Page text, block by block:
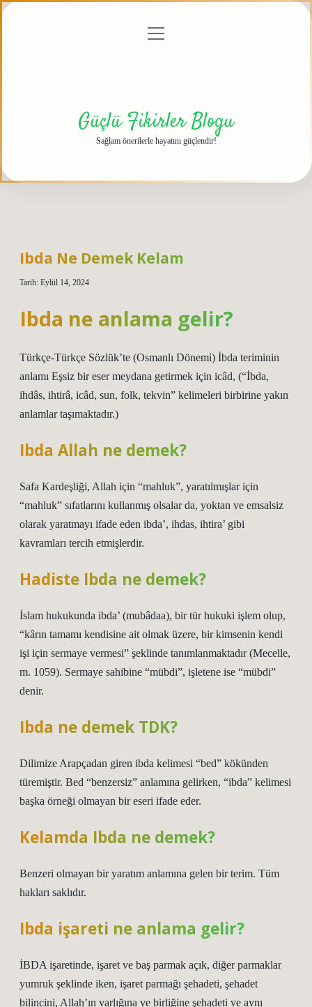
menüyü
Güçlü Fikirler Blogu
Sağlam önerilerle hayatını güçlendir!
Ibda Ne Demek Kelam
Tarih: Eylül 14, 2024
Ibda ne anlama gelir?
Türkçe-Türkçe Sözlük’te (Osmanlı Dönemi) İbda teriminin
anlamı Eşsiz bir eser meydana getirmek için icâd, (“İbda,
ihdâs, ihtirâ, icâd, sun, folk, tekvin” kelimeleri birbirine yakın
anlamlar taşımaktadır.)
Ibda Allah ne demek?
Safa Kardeşliği, Allah için “mahluk”, yaratılmışlar için
“mahluk” sıfatlarını kullanmış olsalar da, yoktan ve emsalsiz
olarak yaratmayı ifade eden ibda’, ihdas, ihtira’ gibi
kavramları tercih etmişlerdir.
Hadiste Ibda ne demek?
İslam hukukunda ibda’ (mubâdaa), bir tür hukuki işlem olup,
“kârın tamamı kendisine ait olmak üzere, bir kimsenin kendi
işi için sermaye vermesi” şeklinde tanımlanmaktadır (Mecelle,
m. 1059). Sermaye sahibine “mübdi”, işletene ise “mübdi”
denir.
Ibda ne demek TDK?
Dilimize Arapçadan giren ibda kelimesi “bed” kökünden
türemiştir. Bed “benzersiz” anlamına gelirken, “ibda” kelimesi
başka örneği olmayan bir eseri ifade eder.
Kelamda Ibda ne demek?
Benzeri olmayan bir yaratım anlamına gelen bir terim. Tüm
hakları saklıdır.
Ibda işareti ne anlama gelir?
İBDA işaretinde, işaret ve baş parmak açık, diğer parmaklar
yumruk şeklinde iken, işaret parmağı şehadeti, şehadet
bilincini, Allah’ın varlığına ve birliğine şehadeti ve aynı